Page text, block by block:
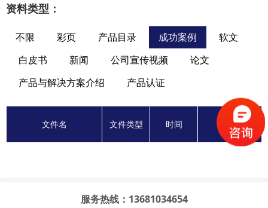
资料类型：
不限 彩页 产品目录 成功案例
软文
白皮书
新闻 公司宣传视频
论文
产品与解决方案介绍
产品认证
文件名 文件类型 时间 下载
服务热线：13681034654